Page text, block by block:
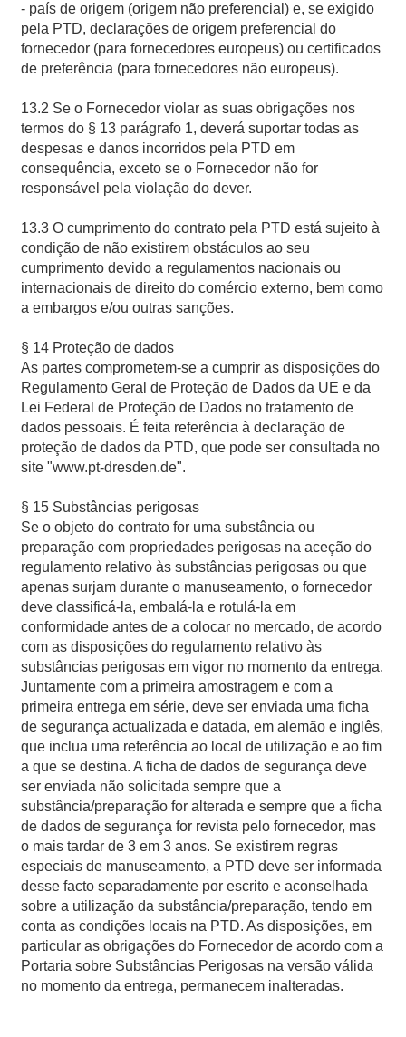
- país de origem (origem não preferencial) e, se exigido
pela PTD, declarações de origem preferencial do
fornecedor (para fornecedores europeus) ou certificados
de preferência (para fornecedores não europeus).
13.2 Se o Fornecedor violar as suas obrigações nos
termos do § 13 parágrafo 1, deverá suportar todas as
despesas e danos incorridos pela PTD em
consequência, exceto se o Fornecedor não for
responsável pela violação do dever.
13.3 O cumprimento do contrato pela PTD está sujeito à
condição de não existirem obstáculos ao seu
cumprimento devido a regulamentos nacionais ou
internacionais de direito do comércio externo, bem como
a embargos e/ou outras sanções.
§ 14 Proteção de dados
As partes comprometem-se a cumprir as disposições do
Regulamento Geral de Proteção de Dados da UE e da
Lei Federal de Proteção de Dados no tratamento de
dados pessoais. É feita referência à declaração de
proteção de dados da PTD, que pode ser consultada no
site "www.pt-dresden.de".
§ 15 Substâncias perigosas
Se o objeto do contrato for uma substância ou
preparação com propriedades perigosas na aceção do
regulamento relativo às substâncias perigosas ou que
apenas surjam durante o manuseamento, o fornecedor
deve classificá-la, embalá-la e rotulá-la em
conformidade antes de a colocar no mercado, de acordo
com as disposições do regulamento relativo às
substâncias perigosas em vigor no momento da entrega.
Juntamente com a primeira amostragem e com a
primeira entrega em série, deve ser enviada uma ficha
de segurança actualizada e datada, em alemão e inglês,
que inclua uma referência ao local de utilização e ao fim
a que se destina. A ficha de dados de segurança deve
ser enviada não solicitada sempre que a
substância/preparação for alterada e sempre que a ficha
de dados de segurança for revista pelo fornecedor, mas
o mais tardar de 3 em 3 anos. Se existirem regras
especiais de manuseamento, a PTD deve ser informada
desse facto separadamente por escrito e aconselhada
sobre a utilização da substância/preparação, tendo em
conta as condições locais na PTD. As disposições, em
particular as obrigações do Fornecedor de acordo com a
Portaria sobre Substâncias Perigosas na versão válida
no momento da entrega, permanecem inalteradas.